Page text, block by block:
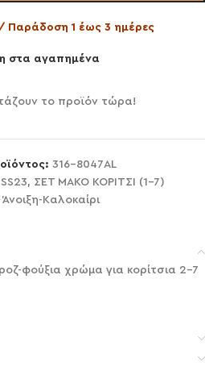
1 έως 3 ημέρες
στα αγαπημένα
το προϊόν τώρα!
316-8047AL
SS23, ΣΕΤ ΜΑΚΟ ΚΟΡΙΤΣΙ (1-7)
Άνοιξη-Καλοκαίρι
φούξια χρώμα για κορίτσια 2-7